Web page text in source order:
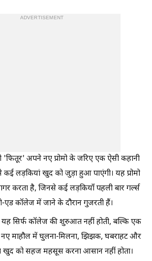
ADVERTISEMENT
'फितूर' अपने नए प्रोमो के जरिए एक ऐसी कहानी
लड़कियां खुद को जुड़ा हुआ पाएंगी। यह प्रोमो
करता है, जिनसे कई लड़कियाँ पहली बार गर्ल्स
कॉलेज में जाने के दौरान गुजरती हैं।
सिर्फ कॉलेज की शुरुआत नहीं होती, बल्कि एक
माहौल में घुलना-मिलना, झिझक, घबराहट और
खुद को सहज महसूस करना आसान नहीं होता।